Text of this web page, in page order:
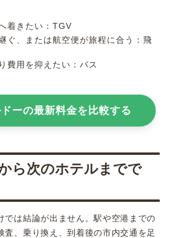
着きたい：TGV
ぐ、または航空便が旅程に合う：飛
費用を抑えたい：バス
ーの最新料金を比較する
ら次のホテルまでで
では結論が出ません。駅や空港までの
査、乗り換え、到着後の市内交通を足